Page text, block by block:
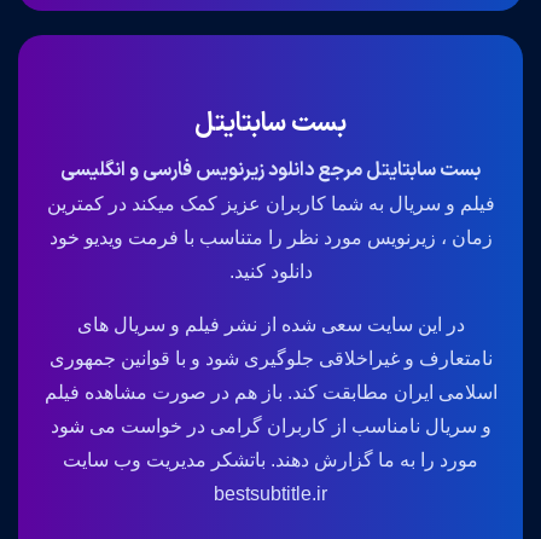
بست سابتایتل
بست سابتایتل مرجع دانلود زیرنویس فارسی و انگلیسی
فیلم و سریال به شما کاربران عزیز کمک میکند در کمترین
زمان ، زیرنویس مورد نظر را متناسب با فرمت ویدیو خود
دانلود کنید.
در این سایت سعی شده از نشر فیلم و سریال های
نامتعارف و غیراخلاقی جلوگیری شود و با قوانین جمهوری
اسلامی ایران مطابقت کند. باز هم در صورت مشاهده فیلم
و سریال نامناسب از کاربران گرامی در خواست می شود
مورد را به ما گزارش دهند. باتشکر مدیریت وب سایت
bestsubtitle.ir